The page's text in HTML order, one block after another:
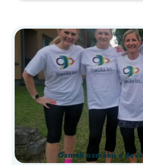
Osmák osmáků a